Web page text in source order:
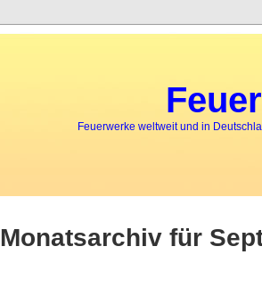
Feuerwerke weltweit und in
Monatsarchiv für